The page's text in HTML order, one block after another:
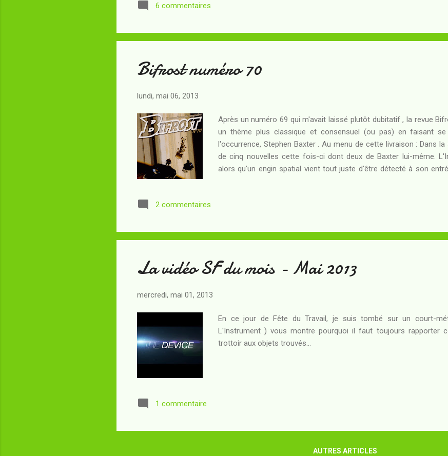
du musée, il semble que les oeuvres d'art oubliées à la cave
professionnelle, peut-être) quand la SFFF implique des
6 commentaires
Bifrost numéro 70
lundi, mai 06, 2013
Après un numéro 69 qui m'avait laissé plutôt dubitatif , la revue
un thème plus classique et consensuel (ou pas) en faisant
l'occurrence, Stephen Baxter . Au menu de cette livraison : Dans
de cinq nouvelles cette fois-ci dont deux de Baxter lui-même.
alors qu'un engin spatial vient tout juste d'être détecté à son
scandaleux, or, en dire plus serait en dire trop... J'ai beaucoup
Catherine Dufour : sans doute dans les années 80 (celles du
2 commentaires
La vidéo SF du mois - Mai 2013
mercredi, mai 01, 2013
En ce jour de Fête du Travail, je suis tombé sur un court-
L'Instrument ) vous montre pourquoi il faut toujours rapporter
trottoir aux objets trouvés...
1 commentaire
AUTRES ARTICLES